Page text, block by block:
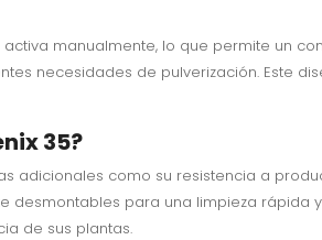
manualmente, lo que permite un
necesidades de pulverización. Este
35?
adicionales como su resistencia a
para una limpieza rápida y
de sus plantas.